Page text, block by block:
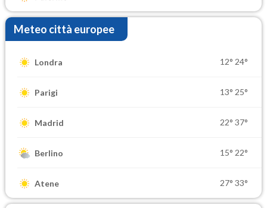
Meteo città europee
Londra 12° 24°
Parigi 13° 25°
Madrid 22° 37°
Berlino 15° 22°
Atene 27° 33°